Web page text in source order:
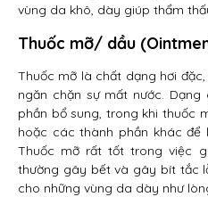
vùng da khô, dày giúp thẩm
Thuốc mỡ/ dầu
Thuốc mỡ là chất dạng hơi
ngăn chặn sự mất nước.
phần bổ sung, trong khi thuốc
hoặc các thành phần khác để
Thuốc mỡ rất tốt trong việc
thường gây bết và gây bít tắc
cho những vùng da dày như